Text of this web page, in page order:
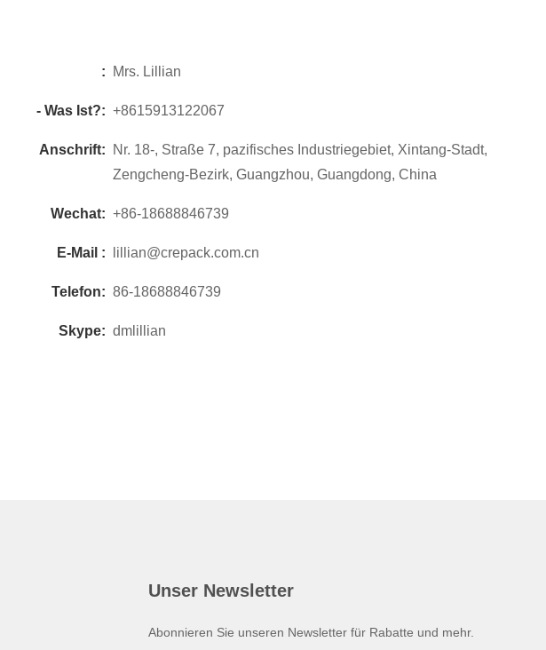
: Mrs. Lillian
- Was Ist?: +8615913122067
Anschrift:
Nr. 18-, Straße 7, pazifisches Industriegebiet, Xintang-Stadt,
Zengcheng-Bezirk, Guangzhou, Guangdong, China
Wechat: +86-18688846739
E-Mail : lillian@crepack.com.cn
Telefon: 86-18688846739
Skype: dmlillian
Unser Newsletter
Abonnieren Sie unseren Newsletter für Rabatte und mehr.